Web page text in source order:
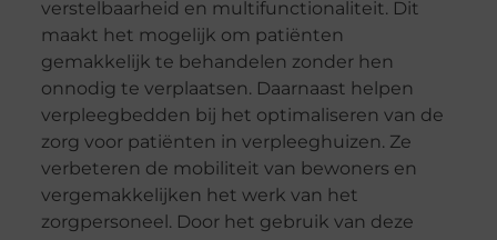
verstelbaarheid en multifunctionaliteit. Dit
maakt het mogelijk om patiënten
gemakkelijk te behandelen zonder hen
onnodig te verplaatsen. Daarnaast helpen
verpleegbedden bij het optimaliseren van de
zorg voor patiënten in verpleeghuizen. Ze
verbeteren de mobiliteit van bewoners en
vergemakkelijken het werk van het
zorgpersoneel. Door het gebruik van deze